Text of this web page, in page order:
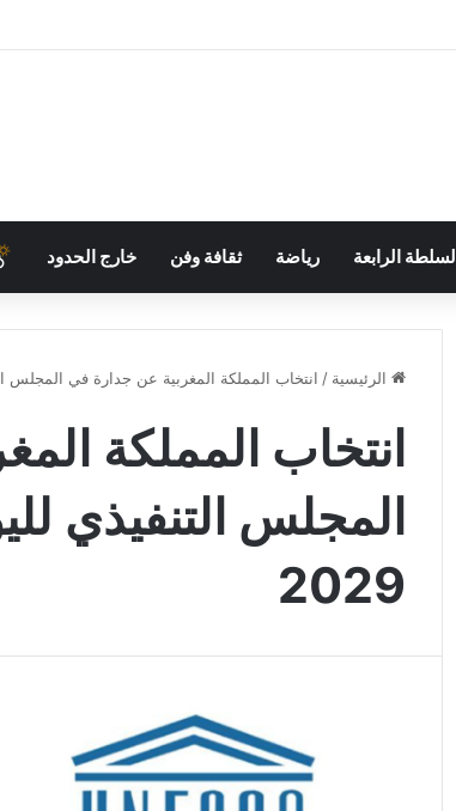
السلطة الرابعة رياضة ثقافة وفن خارج الحدود
الرئيسية / انتخاب المملكة المغربية عن جدارة في المجلس
انتخاب المملكة
2029